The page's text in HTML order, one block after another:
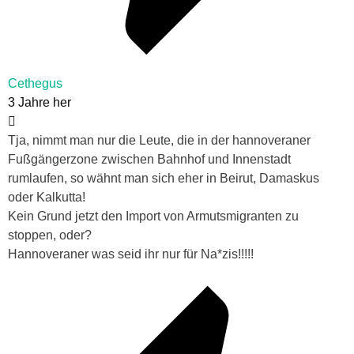
Cethegus
3 Jahre her
Tja, nimmt man nur die Leute, die in der hannoveraner
Fußgängerzone zwischen Bahnhof und Innenstadt
rumlaufen, so wähnt man sich eher in Beirut, Damaskus
oder Kalkutta!
Kein Grund jetzt den Import von Armutsmigranten zu
stoppen, oder?
Hannoveraner was seid ihr nur für Na*zis!!!!!